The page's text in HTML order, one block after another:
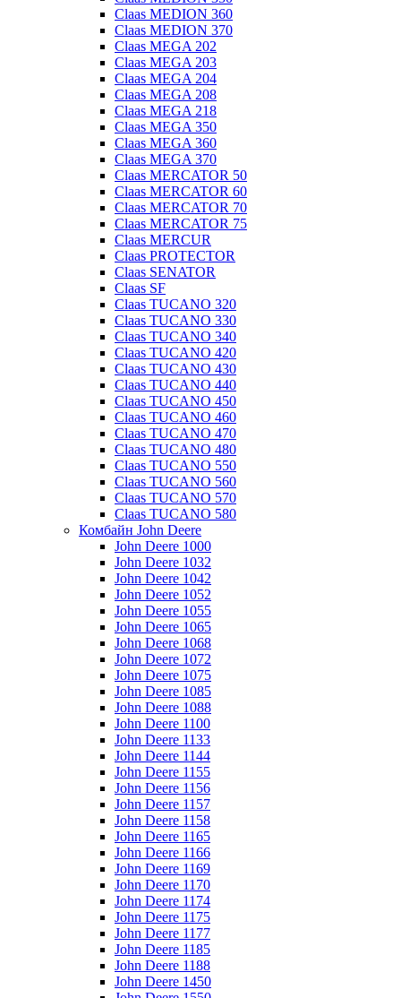
Claas MEDION 360
Claas MEDION 370
Claas MEGA 202
Claas MEGA 203
Claas MEGA 204
Claas MEGA 208
Claas MEGA 218
Claas MEGA 350
Claas MEGA 360
Claas MEGA 370
Claas MERCATOR 50
Claas MERCATOR 60
Claas MERCATOR 70
Claas MERCATOR 75
Claas MERCUR
Claas PROTECTOR
Claas SENATOR
Claas SF
Claas TUCANO 320
Claas TUCANO 330
Claas TUCANO 340
Claas TUCANO 420
Claas TUCANO 430
Claas TUCANO 440
Claas TUCANO 450
Claas TUCANO 460
Claas TUCANO 470
Claas TUCANO 480
Claas TUCANO 550
Claas TUCANO 560
Claas TUCANO 570
Claas TUCANO 580
Комбайн John Deere
John Deere 1000
John Deere 1032
John Deere 1042
John Deere 1052
John Deere 1055
John Deere 1065
John Deere 1068
John Deere 1072
John Deere 1075
John Deere 1085
John Deere 1088
John Deere 1100
John Deere 1133
John Deere 1144
John Deere 1155
John Deere 1156
John Deere 1157
John Deere 1158
John Deere 1165
John Deere 1166
John Deere 1169
John Deere 1170
John Deere 1174
John Deere 1175
John Deere 1177
John Deere 1185
John Deere 1188
John Deere 1450